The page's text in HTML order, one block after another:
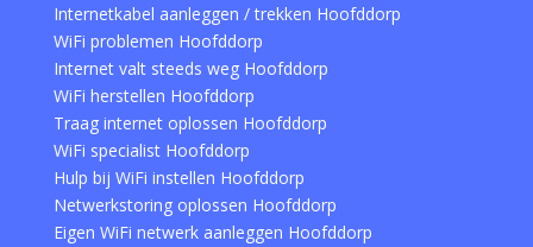
Internetkabel aanleggen / trekken Hoofddorp
WiFi problemen Hoofddorp
Internet valt steeds weg Hoofddorp
WiFi herstellen Hoofddorp
Traag internet oplossen Hoofddorp
WiFi specialist Hoofddorp
Hulp bij WiFi instellen Hoofddorp
Netwerkstoring oplossen Hoofddorp
Eigen WiFi netwerk aanleggen Hoofddorp